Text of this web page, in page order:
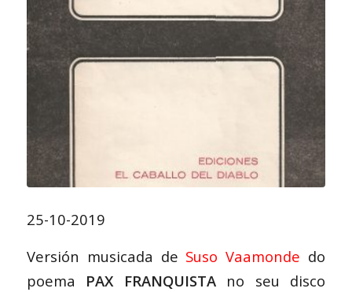
25-10-2019
Versión musicada de Suso Vaamonde do
poema PAX FRANQUISTAno seu disco